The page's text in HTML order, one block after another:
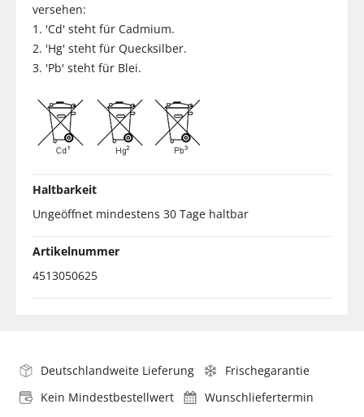
versehen:
1. 'Cd' steht für Cadmium.
2. 'Hg' steht für Quecksilber.
3. 'Pb' steht für Blei.
Haltbarkeit
Ungeöffnet mindestens 30 Tage haltbar
Artikelnummer
4513050625
Deutschlandweite Lieferung
Frischegarantie
Kein Mindestbestellwert
Wunschliefertermin